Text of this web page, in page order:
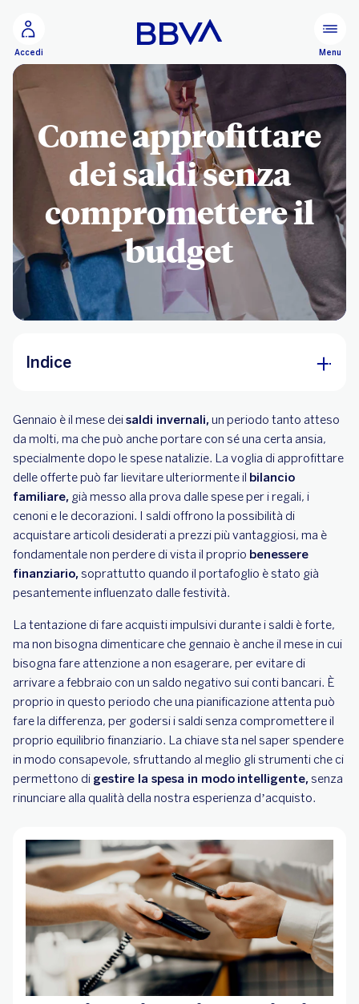
Configurare
Accedi Menu
Come approfittare
dei saldi senza
compromettere il
budget
Indice
Guadagna su ogni acquisto con il cashback
Pianifica e risparmia
Gennaio è il mese deisaldi invernali,un periodo tanto atteso
da molti, ma che può anche portare con sé una certa ansia,
specialmente dopo le spese natalizie. La voglia di approfittare
delle offerte può far lievitare ulteriormente il bilancio
familiare, già messo alla prova dalle spese per i regali, i
cenoni e le decorazioni. I saldi offrono la possibilità di
acquistare articoli desiderati a prezzi più vantaggiosi, ma è
fondamentale non perdere di vista il proprio benessere
finanziario,soprattutto quando il portafoglio è stato già
pesantemente influenzato dalle festività.
La tentazione di fare acquisti impulsivi durante i saldi è forte,
ma non bisogna dimenticare che gennaio è anche il mese in cui
bisogna fare attenzione a non esagerare, per evitare di
arrivare a febbraio con un saldo negativo sui conti bancari. È
proprio in questo periodo che una pianificazione attenta può
fare la differenza, per godersi i saldi senza compromettere il
proprio equilibrio finanziario. La chiave sta nel saper spendere
in modo consapevole, sfruttando al meglio gli strumenti che ci
permettono di gestire la spesa in modo intelligente,senza
rinunciare alla qualità della nostra esperienza d’acquisto.